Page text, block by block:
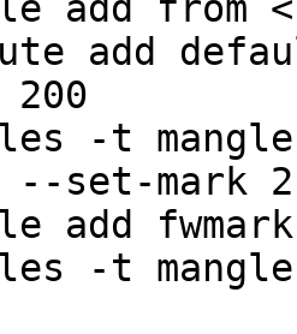
add
-t
--set-mark 2
add
-t mangle